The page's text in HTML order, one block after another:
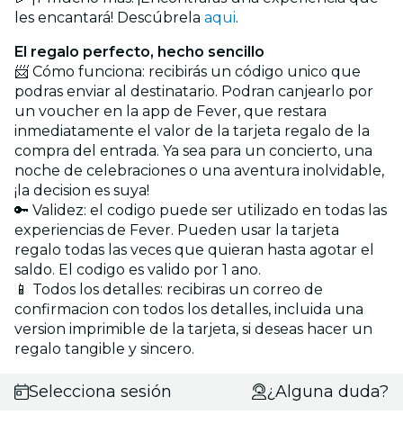
les encantará! Descúbrela aqui.
El regalo perfecto, hecho sencillo
📨 Cómo funciona: recibirás un código unico que
podras enviar al destinatario. Podran canjearlo por
un voucher en la app de Fever, que restara
inmediatamente el valor de la tarjeta regalo de la
compra del entrada. Ya sea para un concierto, una
noche de celebraciones o una aventura inolvidable,
¡la decision es suya!
🔑 Validez: el codigo puede ser utilizado en todas las
experiencias de Fever. Pueden usar la tarjeta
regalo todas las veces que quieran hasta agotar el
saldo. El codigo es valido por 1 ano.
📱 Todos los detalles: recibiras un correo de
confirmacion con todos los detalles, incluida una
version imprimible de la tarjeta, si deseas hacer un
regalo tangible y sincero.
Selecciona sesión ¿Alguna duda?